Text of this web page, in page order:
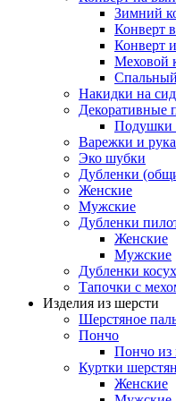
Зимний
Конверт
Конверт
Меховой
Накидки на
Декоративные
Подушки
Варежки и
Эко шубки
Дубленки
Женские
Мужские
Дубленки
Женские
Мужские
Дубленки
Тапочки с
Изделия из шерсти
Шерстяное
Пончо
Пончо из
Куртки
Женские